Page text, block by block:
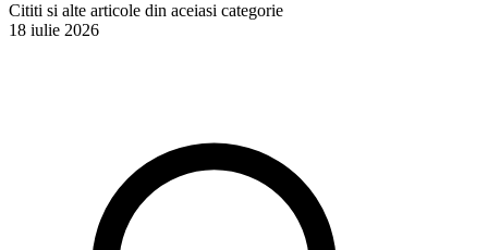
Cititi si alte articole din aceiasi categorie
18 iulie 2026